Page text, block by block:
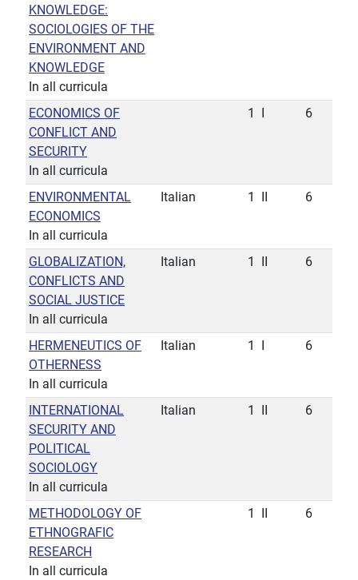
KNOWLEDGE:
SOCIOLOGIES OF THE
ENVIRONMENT AND
KNOWLEDGE
In all curricula
ECONOMICS OF
CONFLICT AND
SECURITY
In all curricula
1 6
ENVIRONMENTAL
ECONOMICS
In all curricula
Italian 1 6
GLOBALIZATION,
CONFLICTS AND
SOCIAL JUSTICE
In all curricula
Italian 1 6
HERMENEUTICS OF
OTHERNESS
In all curricula
Italian 1 6
INTERNATIONAL
SECURITY AND
POLITICAL
SOCIOLOGY
In all curricula
Italian 1 6
METHODOLOGY OF
ETHNOGRAFIC
RESEARCH
In all curricula
1 6